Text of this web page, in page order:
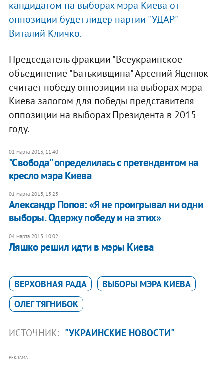
кандидатом на выборах мэра Киева от
оппозиции будет лидер партии "УДАР"
Виталий Кличко.
Председатель фракции "Всеукраинское
объединение "Батькивщина" Арсений Яценюк
считает победу оппозиции на выборах мэра
Киева залогом для победы представителя
оппозиции на выборах Президента в 2015
году.
01 марта 2013, 11:40
"Свобода" определилась с претендентом на
кресло мэра Киева
01 марта 2013, 15:25
Александр Попов: «Я не проигрывал ни одни
выборы. Одержу победу и на этих»
04 марта 2013, 10:02
Ляшко решил идти в мэры Киева
ВЕРХОВНАЯ РАДА
ВЫБОРЫ МЭРА КИЕВА
ОЛЕГ ТЯГНИБОК
ИСТОЧНИК: "УКРАИНСКИЕ НОВОСТИ"
РЕКЛАМА